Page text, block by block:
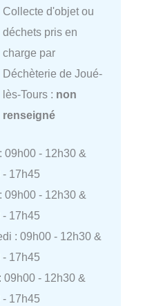
Collecte d'objet ou
déchets pris en
charge par
Déchèterie de Joué-
lès-Tours : non
renseigné
09h00 - 12h30 &
- 17h45
09h00 - 12h30 &
- 17h45
: 09h00 - 12h30 &
- 17h45
09h00 - 12h30 &
- 17h45